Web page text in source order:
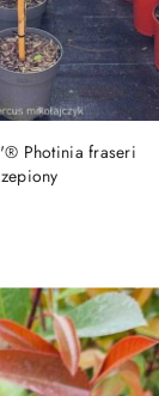
Photinia fraseri